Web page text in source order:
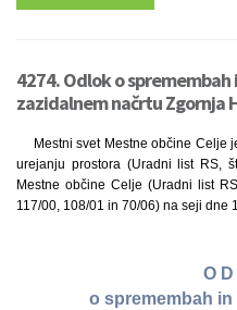
4274. Odlok o
zazidalnem načrtu Zgornja
Mestni svet Mestne občine Celje
urejanju prostora (Uradni list RS,
Mestne občine Celje (Uradni list
117/00, 108/01 in 70/06) na seji dne
O
o spremembah